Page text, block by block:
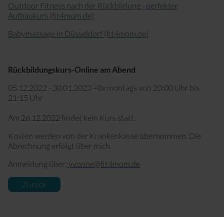
Outdoor Fitness nach der Rückbildung - perfekter
Aufbaukurs (fit4mom.de)
Babymassage in Düsseldorf (fit4mom.de)
Rückbildungskurs-Online am Abend
05.12.2022 - 30.01.2023 =8x montags von 20:00 Uhr bis
21:15 Uhr
Am 26.12.2022 findet kein Kurs statt.
Kosten werden von der Krankenkasse übernommen. Die
Abrechnung erfolgt über mich.
Anmeldung über: yvonne@fit4mom.de
Zurück